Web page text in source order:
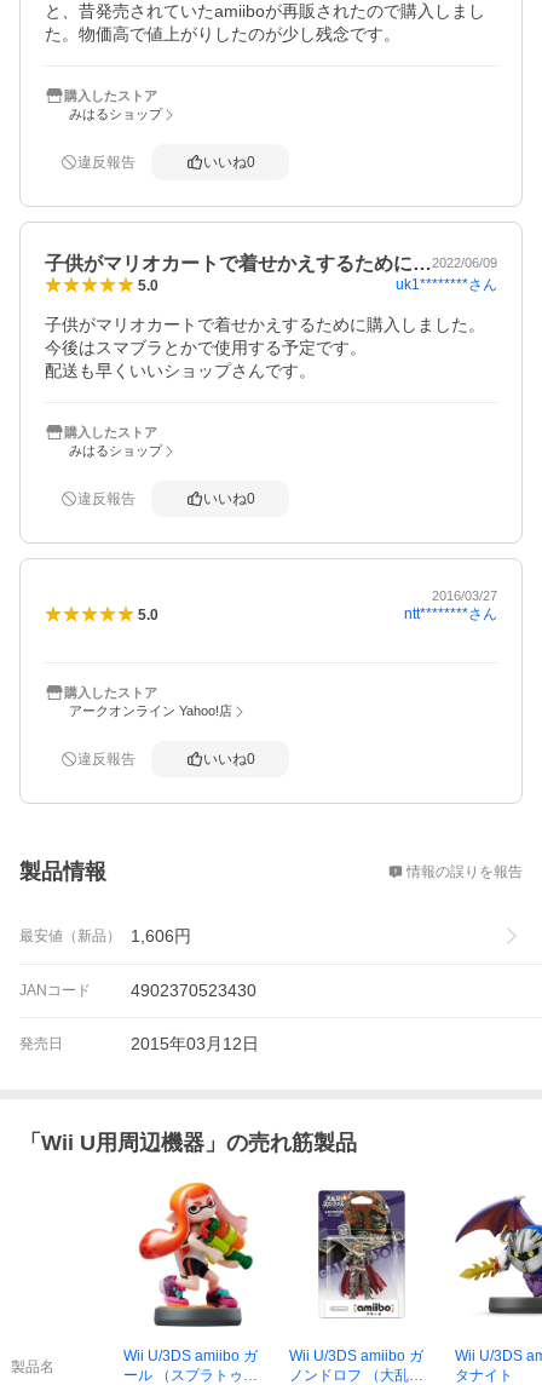
と、昔発売されていたamiiboが再販されたので購入しまし
た。物価高で値上がりしたのが少し残念です。
購入したストア
みはるショップ
違反報告 いいね0
子供がマリオカートで着せかえするために…2022/06/09
5.0 uk1********さん
子供がマリオカートで着せかえするために購入しました。
今後はスマブラとかで使用する予定です。
配送も早くいいショップさんです。
購入したストア
みはるショップ
違反報告 いいね0
2016/03/27
5.0 ntt********さん
購入したストア
アークオンライン Yahoo!店
違反報告 いいね0
製品情報 情報の誤りを報告
最安値（新品） 1,606円
JANコード 4902370523430
発売日 2015年03月12日
「 Wii U用周辺機器 」の売れ筋製品
製品名
Wii U/3DS amiibo ガ
ール （スプラトゥー
Wii U/3DS amiibo ガ
ノンドロフ （大乱闘
Wii U/3DS
タナイト